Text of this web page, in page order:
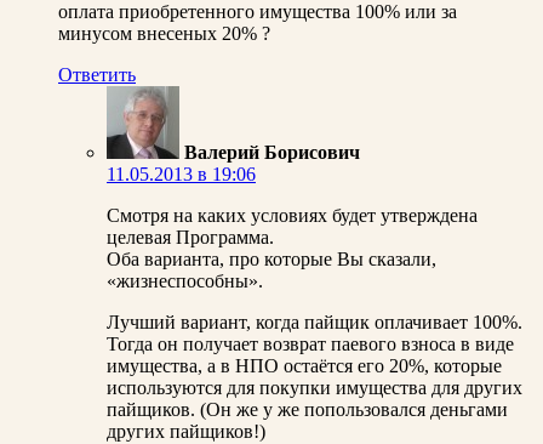
оплата приобретенного имущества 100% или за
минусом внесеных 20% ?
Ответить
Валерий Борисович
11.05.2013 в 19:06
Смотря на каких условиях будет утверждена
целевая Программа.
Оба варианта, про которые Вы сказали,
«жизнеспособны».
Лучший вариант, когда пайщик оплачивает 100%.
Тогда он получает возврат паевого взноса в виде
имущества, а в НПО остаётся его 20%, которые
используются для покупки имущества для других
пайщиков. (Он же у же попользовался деньгами
других пайщиков!)